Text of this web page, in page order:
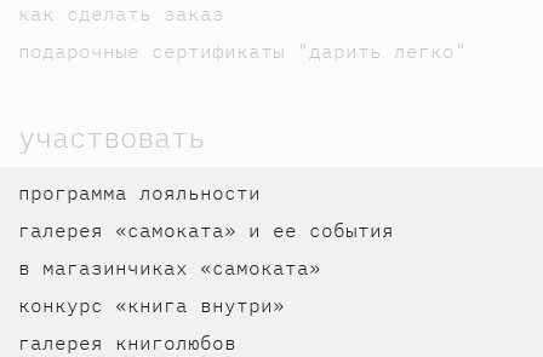
как сделать заказ
подарочные сертификаты "дарить легко"
участвовать
программа лояльности
галерея «самоката» и ее события
в магазинчиках «самоката»
конкурс «книга внутри»
галерея книголюбов